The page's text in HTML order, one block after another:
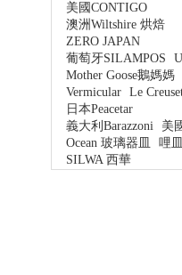
美國CONTIGO
澳洲Wiltshire 烘焙
ZERO JAPAN
葡萄牙SILAMPOS
Mother Goose鵝媽媽
Vermicular Le
日本Peacetar
義大利Barazzoni
美
Ocean 玻璃器皿
哩
SILWA 西華